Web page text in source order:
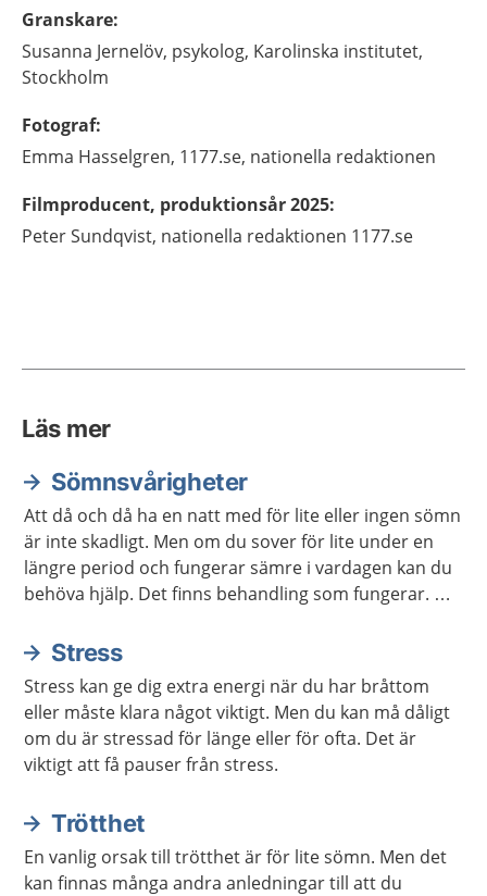
Granskare:
Susanna Jernelöv, psykolog, Karolinska institutet,
Stockholm
Fotograf:
Emma Hasselgren, 1177.se, nationella redaktionen
Filmproducent, produktionsår 2025:
Peter Sundqvist, nationella redaktionen 1177.se
Läs mer
Sömnsvårigheter
Att då och då ha en natt med för lite eller ingen sömn
är inte skadligt. Men om du sover för lite under en
längre period och fungerar sämre i vardagen kan du
behöva hjälp. Det finns behandling som fungerar. Det
bättre.Stress
Stress kan ge dig extra energi när du har bråttom
eller måste klara något viktigt. Men du kan må dåligt
om du är stressad för länge eller för ofta. Det är
viktigt att få pauser från stress.
Trötthet
En vanlig orsak till trötthet är för lite sömn. Men det
kan finnas många andra anledningar till att du